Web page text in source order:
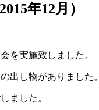
年12月）
を実施致しました。
出し物がありました。
ました。